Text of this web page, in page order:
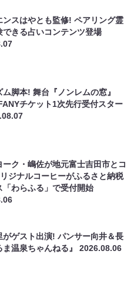
ンスはやとも監修! ペアリング霊
できる占いコンテンツ登場
ム脚本! 舞台『ノンレムの窓』
チケット1次先行受付スター
ーク・嶋佐が地元富士吉田市とコ
ジナルコーヒーがふるさと納税
「わらふる」で受付開始
がゲスト出演! パンサー向井＆長
ま温泉ちゃんねる』2026.08.06